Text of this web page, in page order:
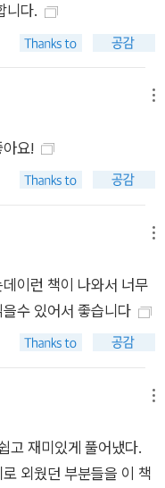
니다.
요!
이런 책이 나와서 너무
수 있어서 좋습니다
고 재미있게 풀어냈다.
외웠던 부분들을 이 책